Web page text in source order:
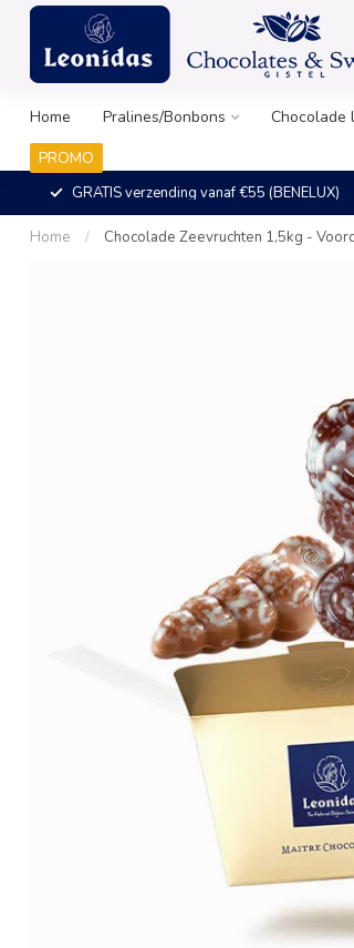
Home Pralines/Bonbons Chocolade
PROMO
GRATIS verzending vanaf €55 (BENELUX)
Home / Chocolade Zeevruchten 1,5kg -